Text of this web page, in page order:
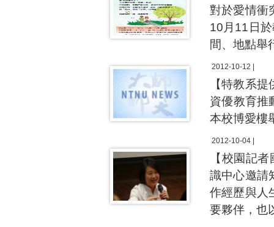
對於愛情衝
10月11日
間、地點舉
2012-10-12 |
【特教系
資優教育推
本校博愛樓
2012-10-04 |
【校園記
識中心邀請
作經歷與人
要夥伴，也